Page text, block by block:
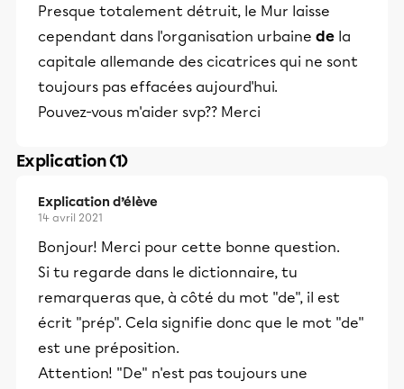
Presque totalement détruit, le Mur laisse
cependant dans l'organisation urbaine de la
capitale allemande des cicatrices qui ne sont
toujours pas effacées aujourd'hui.
Pouvez-vous m'aider svp?? Merci
Explication (1)
Explication d’élève
14 avril 2021
Bonjour! Merci pour cette bonne question.
Si tu regarde dans le dictionnaire, tu
remarqueras que, à côté du mot "de", il est
écrit "prép". Cela signifie donc que le mot "de"
est une préposition.
Attention! "De" n'est pas toujours une